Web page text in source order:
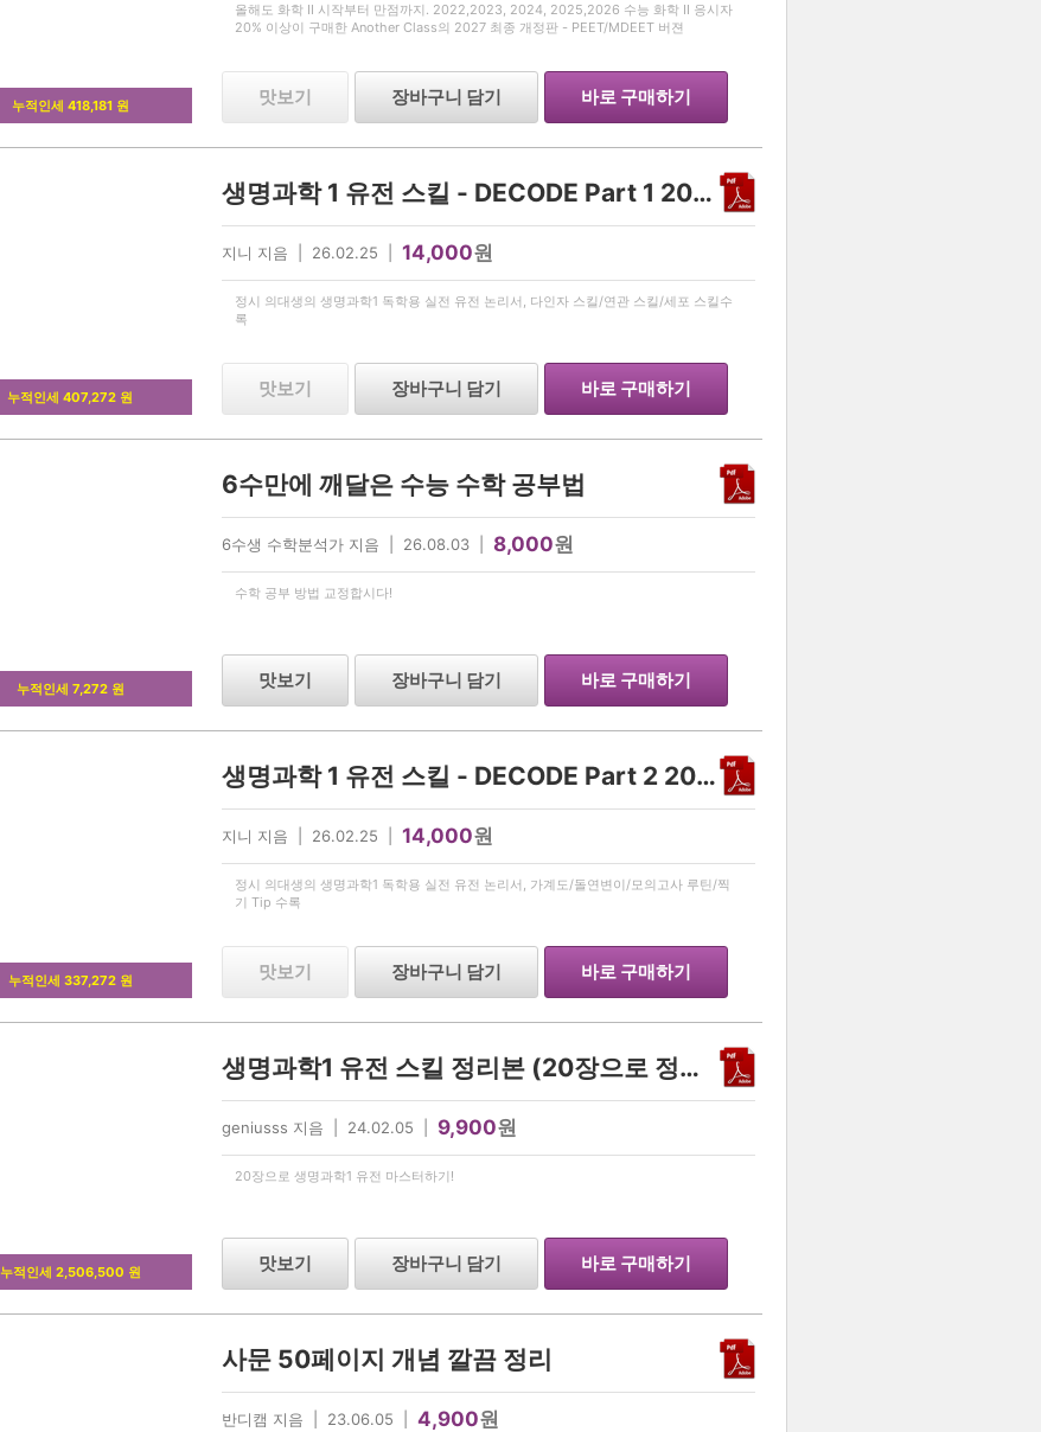
누적인세 418,181 원
올해도 화학 II 시작부터 만점까지. 2022,2023, 2024, 2025,2026 수능 화학 II 응시자
20% 이상이 구매한 Another Class의 2027 최종 개정판 - PEET/MDEET 버젼
맛보기 장바구니 담기 바로 구매하기
누적인세 407,272 원
생명과학 1 유전 스킬 - DECODE Part 1 2027
지니 지음 | 26.02.25 | 14,000원
정시 의대생의 생명과학1 독학용 실전 유전 논리서, 다인자 스킬/연관 스킬/세포 스킬수
록
맛보기 장바구니 담기 바로 구매하기
누적인세 7,272 원
6수만에 깨달은 수능 수학 공부법
6수생 수학분석가 지음 | 26.08.03 | 8,000원
수학 공부 방법 교정합시다!
맛보기 장바구니 담기 바로 구매하기
누적인세 337,272 원
생명과학 1 유전 스킬 - DECODE Part 2 2027
지니 지음 | 26.02.25 | 14,000원
정시 의대생의 생명과학1 독학용 실전 유전 논리서, 가계도/돌연변이/모의고사 루틴/찍
기 Tip 수록
맛보기 장바구니 담기 바로 구매하기
누적인세 2,506,500 원
생명과학1 유전 스킬 정리본 (20장으로 정복하기)
geniusss 지음 | 24.02.05 | 9,900원
20장으로 생명과학1 유전 마스터하기!
맛보기 장바구니 담기 바로 구매하기
사문 50페이지 개념 깔끔 정리
반디캠 지음 | 23.06.05 | 4,900원